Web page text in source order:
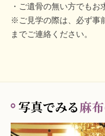
ご遺骨の無い方でもお
※ご見学の際は、必ず事
までご連絡ください。
写真でみる麻